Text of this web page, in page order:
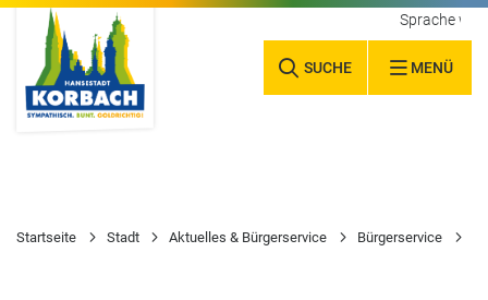
SUCHE MENÜ
Sprache
Startseite Stadt Aktuelles & Bürgerservice Bürgerservice